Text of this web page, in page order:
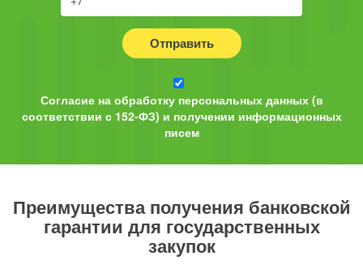
Отправить
Согласие на обработку персональных данных (в
соответствии с 152-ФЗ) и получении информационных
писем
Преимущества получения банковской
гарантии для государственных
закупок